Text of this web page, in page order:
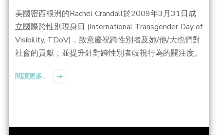
美國密西根洲的Rachel Crandall於2009年3月31日成
立國際跨性別現身日 (International Transgender Day of
Visibility, TDoV)，致意慶祝跨性別者及她/他/大也們對
社會的貢獻，並提升針對跨性別者歧視行為的關注度。
閱讀更多..